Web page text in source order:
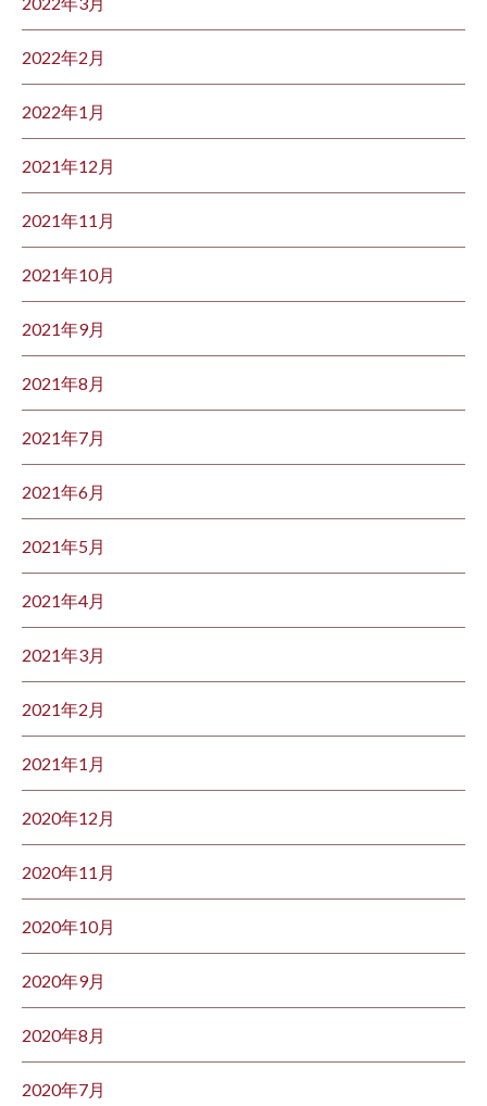
2022年2月
2022年1月
2021年12月
2021年11月
2021年10月
2021年9月
2021年8月
2021年7月
2021年6月
2021年5月
2021年4月
2021年3月
2021年2月
2021年1月
2020年12月
2020年11月
2020年10月
2020年9月
2020年8月
2020年7月